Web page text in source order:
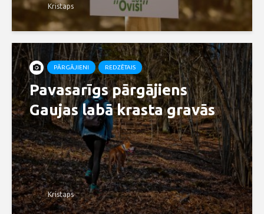
Kristaps
PĀRGĀJIENI REDZĒTAIS
Pavasarīgs pārgājiens
Gaujas labā krasta gravās
Kristaps